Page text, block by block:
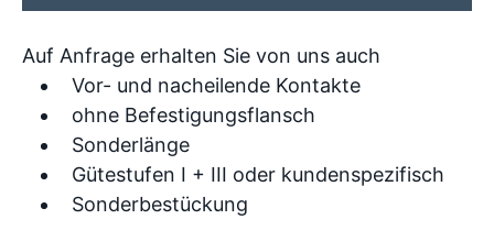
Auf Anfrage erhalten Sie von uns auch
Vor- und nacheilende Kontakte
ohne Befestigungsflansch
Sonderlänge
Gütestufen I + III oder kundenspezifisch
Sonderbestückung